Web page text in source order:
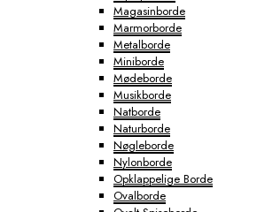
Magasinborde
Marmorborde
Metalborde
Miniborde
Mødeborde
Musikborde
Natborde
Naturborde
Nøgleborde
Nylonborde
Opklappelige Borde
Ovalborde